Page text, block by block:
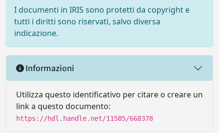
I documenti in IRIS sono protetti da copyright e
tutti i diritti sono riservati, salvo diversa
indicazione.
Informazioni
Utilizza questo identificativo per citare o creare un
link a questo documento:
https://hdl.handle.net/11585/668378